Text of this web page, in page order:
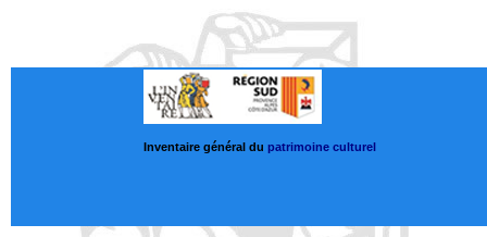
Inventaire général du patrimoine culturel